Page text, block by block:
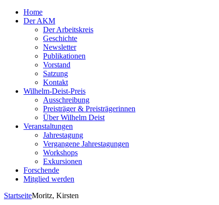
Home
Der AKM
Der Arbeitskreis
Geschichte
Newsletter
Publikationen
Vorstand
Satzung
Kontakt
Wilhelm-Deist-Preis
Ausschreibung
Preisträger & Preisträgerinnen
Über Wilhelm Deist
Veranstaltungen
Jahrestagung
Vergangene Jahrestagungen
Workshops
Exkursionen
Forschende
Mitglied werden
StartseiteMoritz, Kirsten